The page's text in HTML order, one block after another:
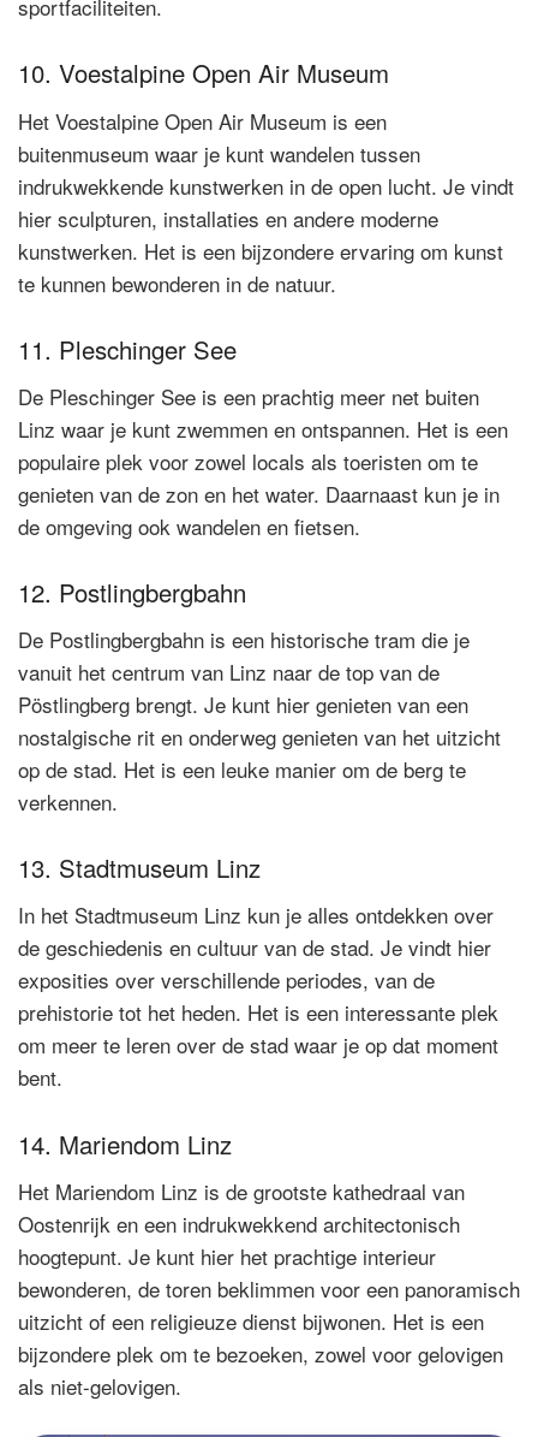
sportfaciliteiten.
10. Voestalpine Open Air Museum
Het Voestalpine Open Air Museum is een
buitenmuseum waar je kunt wandelen tussen
indrukwekkende kunstwerken in de open lucht. Je vindt
hier sculpturen, installaties en andere moderne
kunstwerken. Het is een bijzondere ervaring om kunst
te kunnen bewonderen in de natuur.
11. Pleschinger See
De Pleschinger See is een prachtig meer net buiten
Linz waar je kunt zwemmen en ontspannen. Het is een
populaire plek voor zowel locals als toeristen om te
genieten van de zon en het water. Daarnaast kun je in
de omgeving ook wandelen en fietsen.
12. Postlingbergbahn
De Postlingbergbahn is een historische tram die je
vanuit het centrum van Linz naar de top van de
Pöstlingberg brengt. Je kunt hier genieten van een
nostalgische rit en onderweg genieten van het uitzicht
op de stad. Het is een leuke manier om de berg te
verkennen.
13. Stadtmuseum Linz
In het Stadtmuseum Linz kun je alles ontdekken over
de geschiedenis en cultuur van de stad. Je vindt hier
exposities over verschillende periodes, van de
prehistorie tot het heden. Het is een interessante plek
om meer te leren over de stad waar je op dat moment
bent.
14. Mariendom Linz
Het Mariendom Linz is de grootste kathedraal van
Oostenrijk en een indrukwekkend architectonisch
hoogtepunt. Je kunt hier het prachtige interieur
bewonderen, de toren beklimmen voor een panoramisch
uitzicht of een religieuze dienst bijwonen. Het is een
bijzondere plek om te bezoeken, zowel voor gelovigen
als niet-gelovigen.